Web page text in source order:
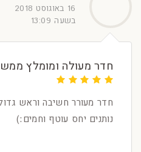
16 באוגוסט 2018
בשעה 13:09
חדר מעולה ומומלץ ממש
חדר מעורר חשיבה וראש
נותנים יחס עוטף וחמים:)